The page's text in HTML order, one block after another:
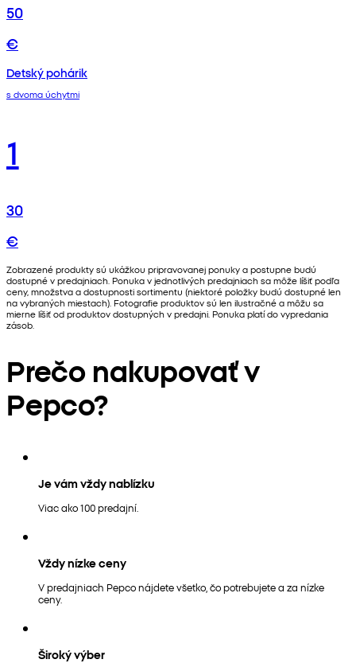
50
€
Detský pohárik
s dvoma úchytmi
1
30
€
Zobrazené produkty sú ukážkou pripravovanej ponuky a postupne budú
dostupné v predajniach. Ponuka v jednotlivých predajniach sa môže líšiť podľa
ceny, množstva a dostupnosti sortimentu (niektoré položky budú dostupné len
na vybraných miestach). Fotografie produktov sú len ilustračné a môžu sa
mierne líšiť od produktov dostupných v predajni. Ponuka platí do vypredania
zásob.
Prečo nakupovať v
Pepco?
Je vám vždy nablízku
Viac ako 100 predajní.
Vždy nízke ceny
V predajniach Pepco nájdete všetko, čo potrebujete a za nízke
ceny.
Široký výber